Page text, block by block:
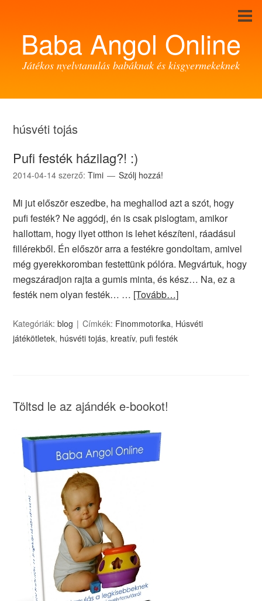
Baba Angol Online
Játékos nyelvtanulás babáknak és kisgyermekeknek
húsvéti tojás
Pufi festék házilag?! :)
2014-04-14 szerző:Timi Szólj hozzá!
Mi jut először eszedbe, ha meghallod azt a szót, hogy
pufi festék? Ne aggódj, én is csak pislogtam, amikor
hallottam, hogy ilyet otthon is lehet készíteni, ráadásul
fillérekből. Én először arra a festékre gondoltam, amivel
még gyerekkoromban festettünk pólóra. Megvártuk, hogy
megszáradjon rajta a gumis minta, és kész… Na, ez a
festék nem olyan festék… … [Tovább…]
Kategóriák:blog Címkék: Finommotorika, Húsvéti
játékötletek, húsvéti tojás,kreatív,pufi festék
Töltsd le az ajándék e-bookot!